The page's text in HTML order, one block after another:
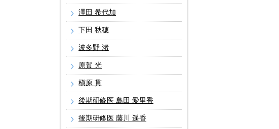
澤田 希代加
下田 秋穂
波多野 渚
原賀 光
槇原 貫
後期研修医 島田 愛里香
後期研修医 藤川 遥香